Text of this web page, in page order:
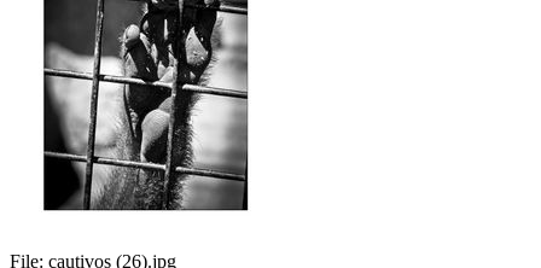
File: cautivos (26).jpg